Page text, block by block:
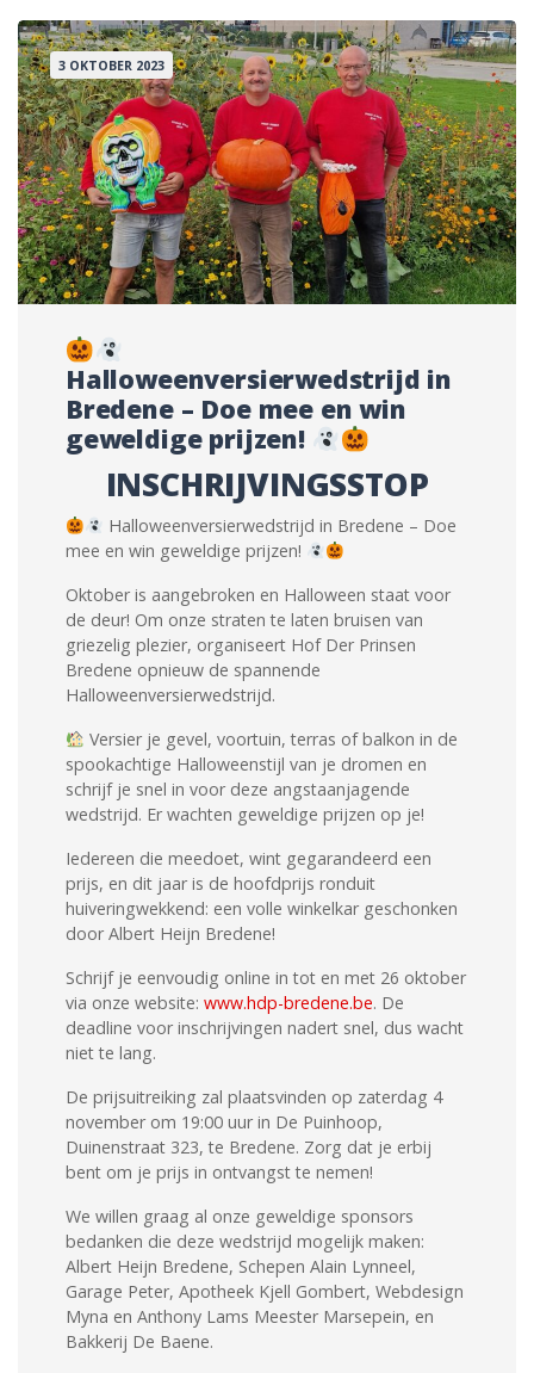
3 OKTOBER 2023
Halloweenversierwedstrijd in
Bredene – Doe mee en win
geweldige prijzen!
INSCHRIJVINGSSTOP
Halloweenversierwedstrijd in Bredene – Doe
mee en win geweldige prijzen!
Oktober is aangebroken en Halloween staat voor
de deur! Om onze straten te laten bruisen van
griezelig plezier, organiseert Hof Der Prinsen
Bredene opnieuw de spannende
Halloweenversierwedstrijd.
Versier je gevel, voortuin, terras of balkon in de
spookachtige Halloweenstijl van je dromen en
schrijf je snel in voor deze angstaanjagende
wedstrijd. Er wachten geweldige prijzen op je!
Iedereen die meedoet, wint gegarandeerd een
prijs, en dit jaar is de hoofdprijs ronduit
huiveringwekkend: een volle winkelkar geschonken
door Albert Heijn Bredene!
Schrijf je eenvoudig online in tot en met 26 oktober
via onze website: www.hdp-bredene.be. De
deadline voor inschrijvingen nadert snel, dus wacht
niet te lang.
De prijsuitreiking zal plaatsvinden op zaterdag 4
november om 19:00 uur in De Puinhoop,
Duinenstraat 323, te Bredene. Zorg dat je erbij
bent om je prijs in ontvangst te nemen!
We willen graag al onze geweldige sponsors
bedanken die deze wedstrijd mogelijk maken:
Albert Heijn Bredene, Schepen Alain Lynneel,
Garage Peter, Apotheek Kjell Gombert, Webdesign
Myna en Anthony Lams Meester Marsepein, en
Bakkerij De Baene.